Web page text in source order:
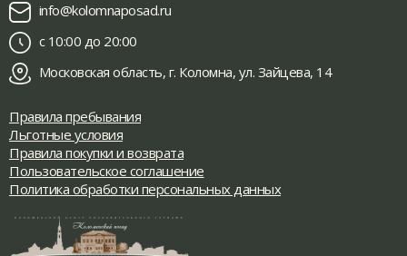
info@kolomnaposad.ru
с 10:00 до 20:00
Московская область, г. Коломна, ул. Зайцева, 14
Правила пребывания
Льготные условия
Правила покупки и возврата
Пользовательское соглашение
Политика обработки персональных данных